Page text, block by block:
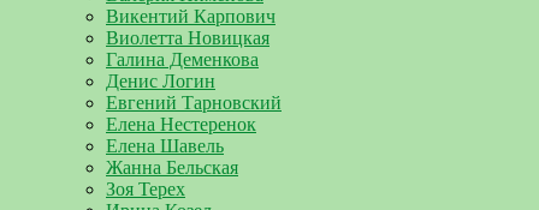
Викентий Карпович
Виолетта Новицкая
Галина Деменкова
Денис Логин
Евгений Тарновский
Елена Нестеренок
Елена Шавель
Жанна Бельская
Зоя Терех